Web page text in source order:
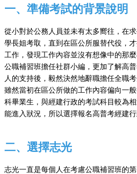
一、準備考試的背景說明
從小對於公務人員並未有太多嚮往，在
學長姐考取，直到在區公所服替代役，
工作，發現工作內容並沒有想像中的那
公職補習班擔任社群小編，更加了解高
人的支持後，毅然決然地辭職擔任全職考
雖然當初在區公所做的工作內容偏向一
科畢業生，與經建行政的考試科目較為
能進入狀況，所以選擇報名高普考經建行
二、選擇志光
志光一直是每個人在考慮公職補習班的